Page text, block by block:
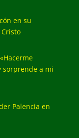
en su
«Hacerme
sorprende a mi
Palencia en